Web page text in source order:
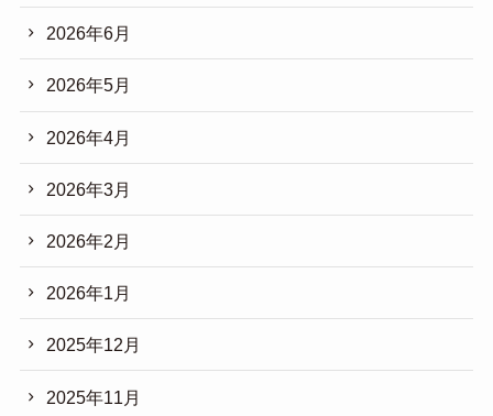
2026年6月
2026年5月
2026年4月
2026年3月
2026年2月
2026年1月
2025年12月
2025年11月